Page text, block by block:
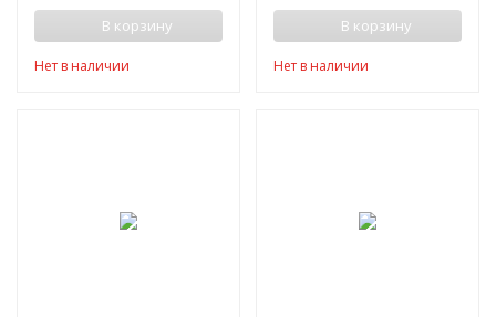
В корзину
Нет в наличии
В корзину
Нет в наличии